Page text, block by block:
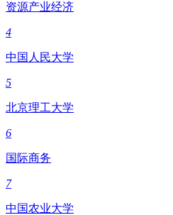
资源产业经济
4
中国人民大学
5
北京理工大学
6
国际商务
7
中国农业大学